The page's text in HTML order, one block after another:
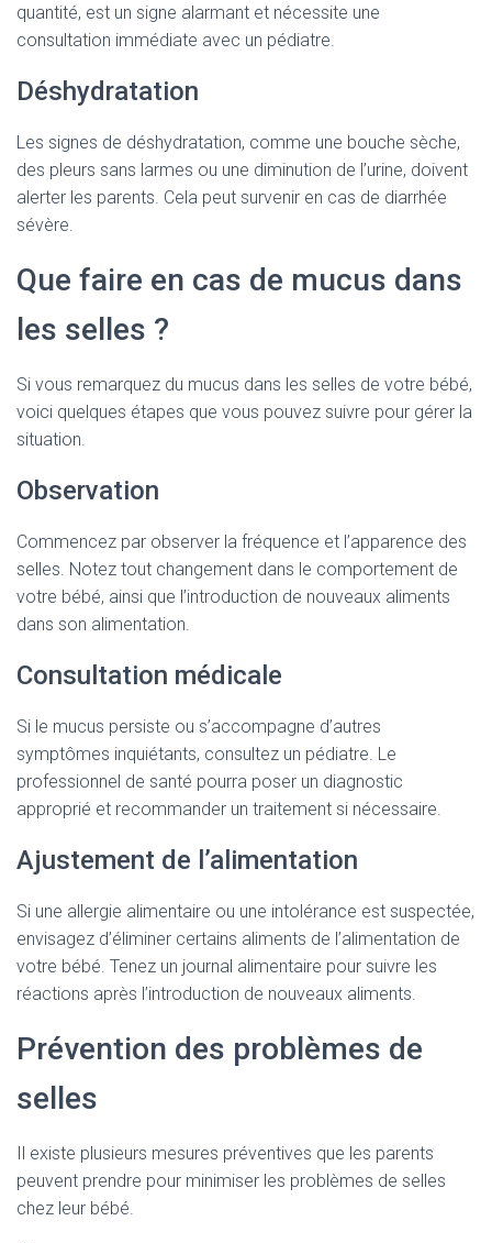
quantité, est un signe alarmant et nécessite une
consultation immédiate avec un pédiatre.
Déshydratation
Les signes de déshydratation, comme une bouche sèche,
des pleurs sans larmes ou une diminution de l’urine, doivent
alerter les parents. Cela peut survenir en cas de diarrhée
sévère.
Que faire en cas de mucus dans
les selles ?
Si vous remarquez du mucus dans les selles de votre bébé,
voici quelques étapes que vous pouvez suivre pour gérer la
situation.
Observation
Commencez par observer la fréquence et l’apparence des
selles. Notez tout changement dans le comportement de
votre bébé, ainsi que l’introduction de nouveaux aliments
dans son alimentation.
Consultation médicale
Si le mucus persiste ou s’accompagne d’autres
symptômes inquiétants, consultez un pédiatre. Le
professionnel de santé pourra poser un diagnostic
approprié et recommander un traitement si nécessaire.
Ajustement de l’alimentation
Si une allergie alimentaire ou une intolérance est suspectée,
envisagez d’éliminer certains aliments de l’alimentation de
votre bébé. Tenez un journal alimentaire pour suivre les
réactions après l’introduction de nouveaux aliments.
Prévention des problèmes de
selles
Il existe plusieurs mesures préventives que les parents
peuvent prendre pour minimiser les problèmes de selles
chez leur bébé.